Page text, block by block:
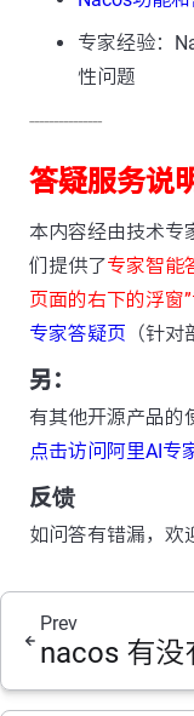
专家经验：
性问题
---------------
答疑服务说
本内容经由技术专
们提供了专家智能
页面的右下的浮窗
专家答疑页 （针
另：
有其他开源产品的
点击访问阿里AI专
反馈
如问答有错漏，欢
Prev
nacos 有没